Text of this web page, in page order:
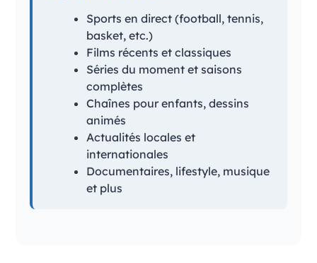
Sports en direct (football, tennis,
basket, etc.)
Films récents et classiques
Séries du moment et saisons
complètes
Chaînes pour enfants, dessins
animés
Actualités locales et
internationales
Documentaires, lifestyle, musique
et plus